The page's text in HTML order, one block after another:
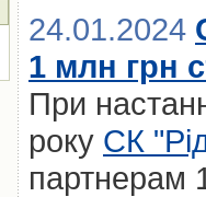
24.01.2024
1 млн грн
При
року СК
партнерам